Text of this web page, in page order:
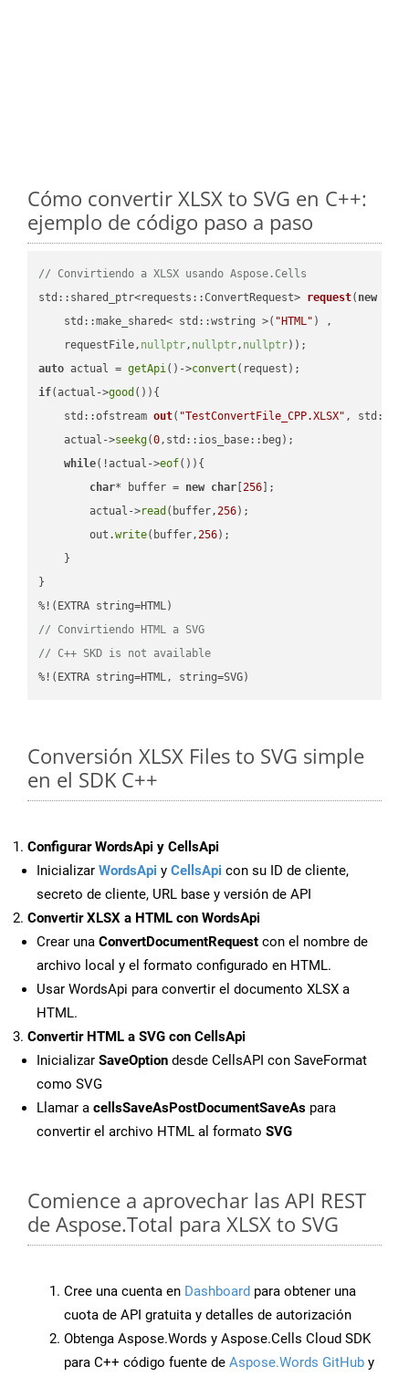
Cómo convertir XLSX to SVG en C++:
ejemplo de código paso a paso
// Convirtiendo a XLSX usando Aspose.Cells
std::shared_ptr<requests::ConvertRequest> request( new
    std::make_shared< std::wstring >(
"HTML" ) ,
    requestFile,
nullptr, nullptr, nullptr))
auto actual = getApi()->convert
if(actual->good ()){
std::ofstream out( "TestConvertFile_CPP.XLSX" ,
    actual->
seekg(0,std::ios_base::beg);
while(!actual->eof()){
char* buffer = new char [256 ];
        actual->
read (buffer,256);
        out.
write(buffer,256);
    }
}
// Convirtiendo HTML a SVG
// C++ SKD is not available
%!(EXTRA string=HTML, string=SVG)
Conversión XLSX Files to SVG simple
en el SDK C++
Configurar WordsApi y CellsApi
Inicializar WordsApi y CellsApi con su ID de cliente,
secreto de cliente, URL base y versión de API
Convertir XLSX a HTML con WordsApi
Crear una ConvertDocumentRequest con el nombre de
archivo local y el formato configurado en HTML.
Usar WordsApi para convertir el documento XLSX a
HTML.
Convertir HTML a SVG con CellsApi
Inicializar SaveOption desde CellsAPI con SaveFormat
como SVG
Llamar a cellsSaveAsPostDocumentSaveAs para
convertir el archivo HTML al formato SVG
Comience a aprovechar las API REST
de Aspose.Total para XLSX to SVG
Cree una cuenta en Dashboard para obtener una
cuota de API gratuita y detalles de autorización
Obtenga Aspose.Words y Aspose.Cells Cloud SDK
para C++ código fuente de Aspose.Words GitHub y